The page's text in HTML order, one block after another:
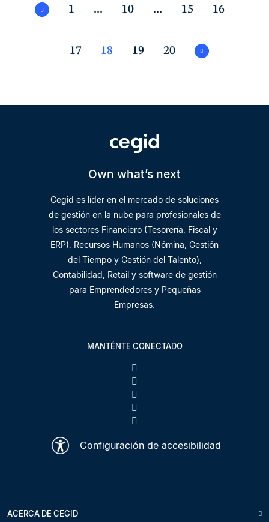
1 ... 10 ... 15 16
17 18 19 20
Own what’s next
Cegid es líder en el mercado de soluciones
de gestión en la nube para profesionales de
los sectores Financiero (Tesorería, Fiscal y
ERP), Recursos Humanos (Nómina, Gestión
del Tiempo y Gestión del Talento),
Contabilidad, Retail y software de gestión
para Emprendedores y Pequeñas
Empresas.
MANTÉNTE CONECTADO
Configuración de accesibilidad
ACERCA DE CEGID